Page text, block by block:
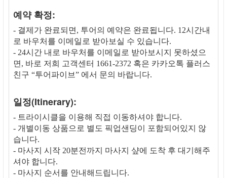
예약 확정:
- 결제가 완료되면, 투어의 예약은 완료됩니다. 12시간내
로 바우처를 이메일로 받아보실 수 있습니다.
- 24시간 내로 바우처를 이메일로 받아보시지 못하셨으
면, 바로 저희 고객센터 1661-2372 혹은 카카오톡 플러스
친구 “투어파이브” 에서 문의 바랍니다.
일정(Itinerary):
- 트라이시클을 이용해 직접 이동하셔야 합니다.
- 개별이동 상품으로 별도 픽업샌딩이 포함되어있지 않
습니다.
- 마사지 시작 20분전까지 마사지 샾에 도착 후 대기해주
셔야 합니다.
- 마사지 순서를 안내해드립니다.